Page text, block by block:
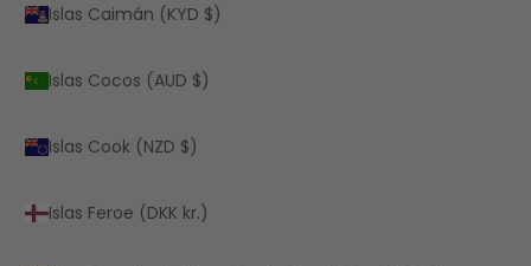
Islas Caimán (KYD $)
Islas Cocos (AUD $)
Islas Cook (NZD $)
Islas Feroe (DKK kr.)